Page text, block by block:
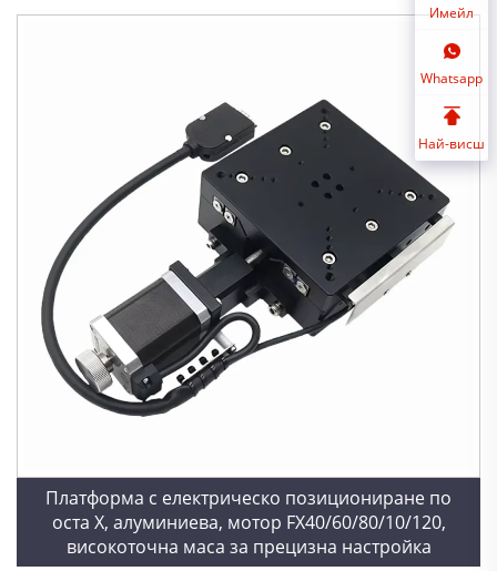
Платформа с електрическо позициониране по
оста X, алуминиева, мотор FX40/60/80/10/120,
високоточна маса за прецизна настройка
Имейл
Whatsapp
Най-висш